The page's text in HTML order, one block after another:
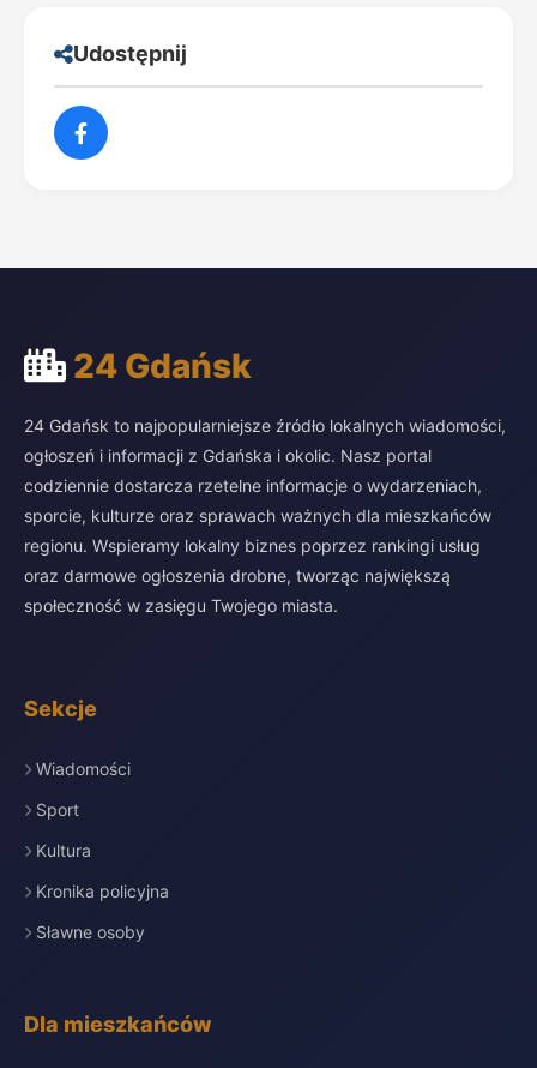
Udostępnij
24 Gdańsk
24 Gdańsk to najpopularniejsze źródło lokalnych wiadomości,
ogłoszeń i informacji z Gdańska i okolic. Nasz portal
codziennie dostarcza rzetelne informacje o wydarzeniach,
sporcie, kulturze oraz sprawach ważnych dla mieszkańców
regionu. Wspieramy lokalny biznes poprzez rankingi usług
oraz darmowe ogłoszenia drobne, tworząc największą
społeczność w zasięgu Twojego miasta.
Sekcje
Wiadomości
Sport
Kultura
Kronika policyjna
Sławne osoby
Dla mieszkańców